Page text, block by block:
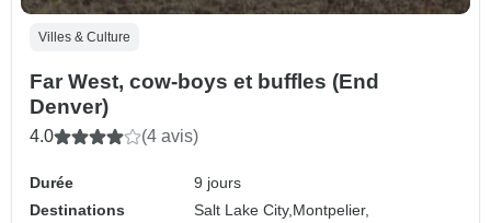
Villes & Culture
Far West, cow-boys et buffles (End
Denver)
4.0 (4 avis)
Durée
9 jours
Destinations
Salt Lake City,Montpelier,